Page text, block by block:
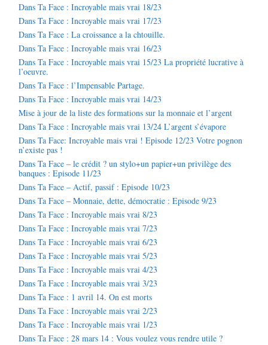
Dans Ta Face : Incroyable mais vrai 18/23
Dans Ta Face : Incroyable mais vrai 17/23
Dans Ta Face : La croissance a la chtouille.
Dans Ta Face : Incroyable mais vrai 16/23
Dans Ta Face : Incroyable mais vrai 15/23 La propriété lucrative à
l’oeuvre.
Dans Ta Face : l’Impensable Partage.
Dans Ta Face : Incroyable mais vrai 14/23
Mise à jour de la liste des formations sur la monnaie et l’argent
Dans Ta Face : Incroyable mais vrai 13/24 L’argent s’évapore
Dans Ta Face: Incroyable mais vrai ! Episode 12/23 Votre pognon
n’existe pas !
Dans Ta Face – le crédit ? un stylo+un papier+un privilège des
banques : Episode 11/23
Dans Ta Face – Actif, passif : Episode 10/23
Dans Ta Face – Monnaie, dette, démocratie : Episode 9/23
Dans Ta Face : Incroyable mais vrai 8/23
Dans Ta Face : Incroyable mais vrai 7/23
Dans Ta Face : Incroyable mais vrai 6/23
Dans Ta Face : Incroyable mais vrai 5/23
Dans Ta Face : Incroyable mais vrai 4/23
Dans Ta Face : Incroyable mais vrai 3/23
Dans Ta Face : 1 avril 14. On est morts
Dans Ta Face : Incroyable mais vrai 2/23
Dans Ta Face : Incroyable mais vrai 1/23
Dans Ta Face : 28 mars 14 : Vous voulez vous rendre utile ?